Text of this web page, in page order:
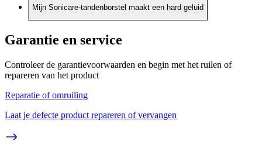
Mijn Sonicare-tandenborstel maakt een hard geluid
Garantie en service
Controleer de garantievoorwaarden en begin met het ruilen of
repareren van het product
Reparatie of omruiling
Laat je defecte product repareren of vervangen